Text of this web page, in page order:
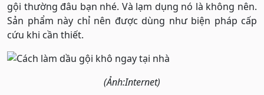
gội thường đâu bạn nhé. Và lạm dụng nó là không nên.
Sản phẩm này chỉ nên được dùng như biện pháp cấp
cứu khi cần thiết.
(Ảnh:Internet)